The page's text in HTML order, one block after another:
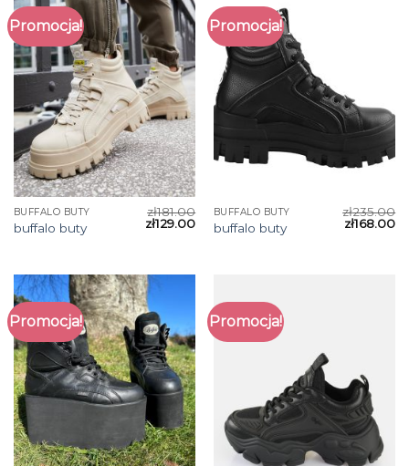
Promocja!
BUFFALO BUTY
buffalo buty
zł181.00
zł129.00
Promocja!
BUFFALO BUTY
buffalo buty
zł235.00
zł168.00
Promocja! Promocja!